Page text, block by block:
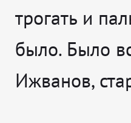
трогать и
было. Было
Ижванов,